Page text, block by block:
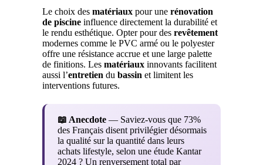
Le choix des matériaux pour une rénovation
de piscine influence directement la durabilité et
le rendu esthétique. Opter pour des revêtement
modernes comme le PVC armé ou le polyester
offre une résistance accrue et une large palette
de finitions. Les matériaux innovants facilitent
aussi l’entretien du bassin et limitent les
interventions futures.
📖 Anecdote — Saviez-vous que 73%
des Français disent privilégier désormais
la qualité sur la quantité dans leurs
achats lifestyle, selon une étude Kantar
2024 ? Un renversement total par